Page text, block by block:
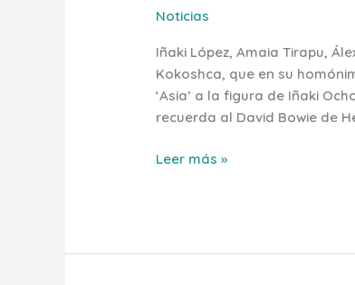
Noticias
Iñaki López, Amaia Tirapu,
Kokoshca, que en su
‘Asia’ a la figura de Iñaki
recuerda al David Bowie de
pasión
la
montaña,
el
buscar
el
para
Leer más »